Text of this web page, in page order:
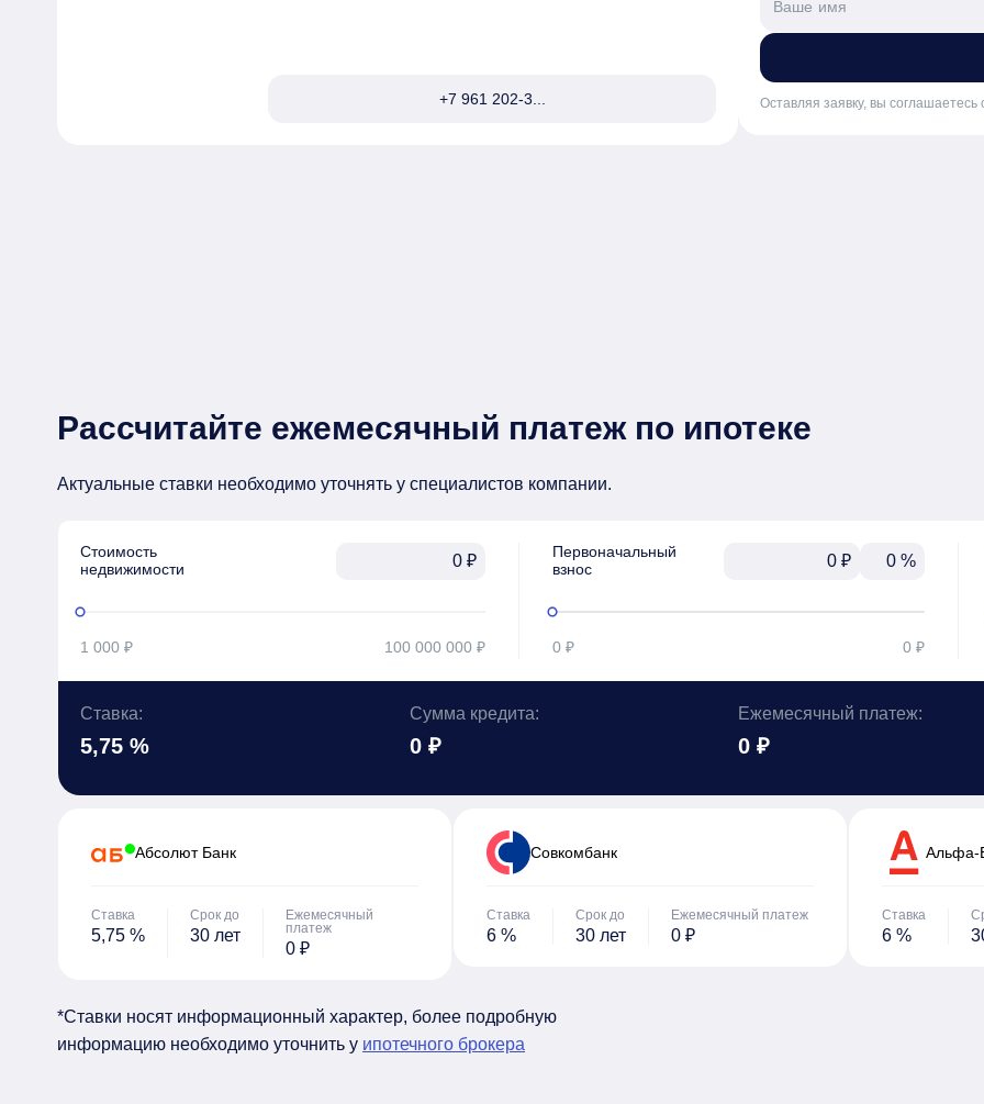
• Возможно приобретение двух домов вместе, или по раздельности путём размежевания на 2
+7 961 202-3... Оставляя заявку, вы соглашаетесь
Рассчитайте ежемесячный платеж по ипотеке
Актуальные ставки необходимо уточнять у специалистов компании.
Стоимость
недвижимости
₽
1 000 ₽ 100 000 000 ₽
Первоначальный
взнос
₽ %
0 ₽ 0 ₽
Ставка:
5,75 %
Сумма кредита:
0 ₽
Ежемесячный платеж:
0 ₽
Абсолют Банк
Ставка
5,75 %
Срок до
30 лет
Ежемесячный
платеж
0 ₽
Cовкомбанк
Ставка
6 %
Срок до
30 лет
Ежемесячный платеж
0 ₽
Альфа-
Ставка
6 %
*Ставки носят информационный характер, более подробную
информацию необходимо уточнить у ипотечного брокера